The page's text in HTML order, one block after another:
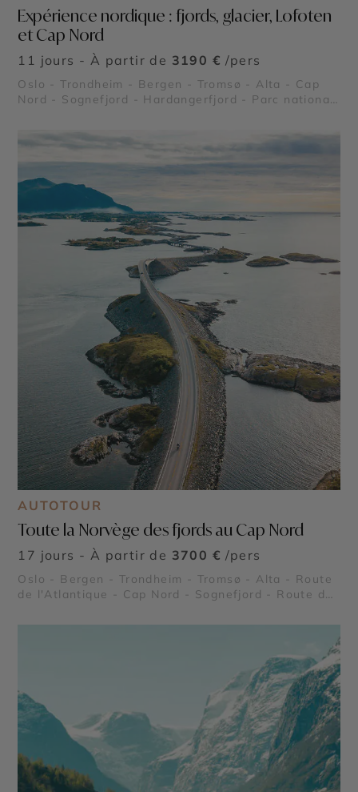
Expérience nordique : fjords, glacier, Lofoten
et Cap Nord
11 jours - À partir de 3190 € /pers
Oslo - Trondheim - Bergen - Tromsø - Alta - Cap
Nord - Sognefjord - Hardangerfjord - Parc national
AUTOTOUR
Toute la Norvège des fjords au Cap Nord
17 jours - À partir de 3700 € /pers
Oslo - Bergen - Trondheim - Tromsø - Alta - Route
de l'Atlantique - Cap Nord - Sognefjord - Route des